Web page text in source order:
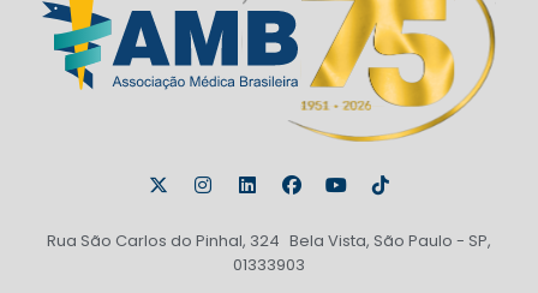
Rua São Carlos do Pinhal, 324 Bela Vista, São Paulo - SP,
01333903